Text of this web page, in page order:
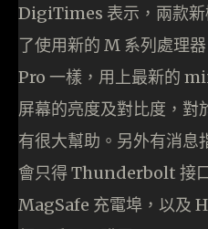
DigiTimes 表示，兩款新
了使用新的 M 系列處理
Pro 一樣，用上最新的
屏幕的亮度及對比度，對
有很大幫助。另外有消
會只得 Thunderbolt 接
MagSafe 充電埠，以及